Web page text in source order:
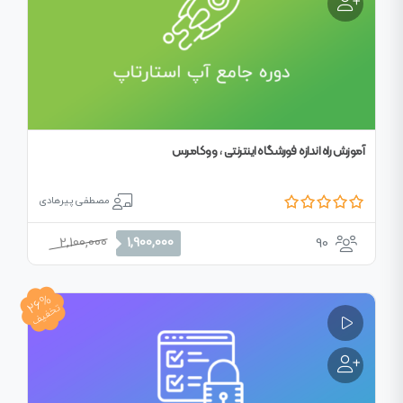
آموزش راه اندازه فورشگاه اینترنتی ، ووکامرس
مصطفی پیرهادی
90
2,100,000
قیمت
اصلی
1,900,000
قیمت
فعلی
1,900,000 تومان
26%
تخفیف